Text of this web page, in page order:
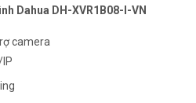
Dahua DH-XVR1B08-I-VN
camera